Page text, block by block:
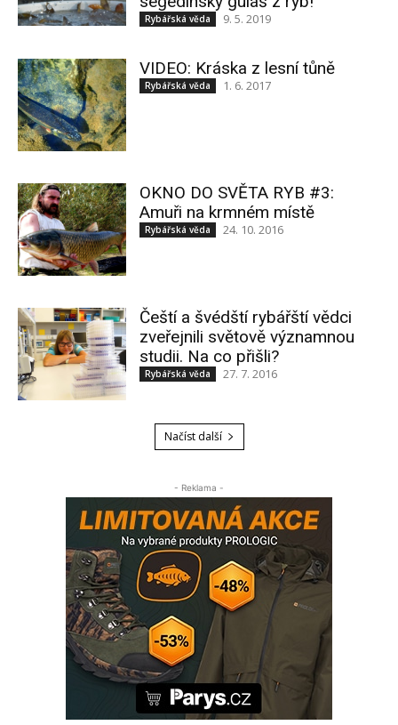
Rybářská věda 9. 5. 2019
VIDEO: Kráska z lesní tůně
Rybářská věda 1. 6. 2017
OKNO DO SVĚTA RYB #3:
Amuři na krmném místě
Rybářská věda 24. 10. 2016
Čeští a švédští rybářští vědci
zveřejnili světově významnou
studii. Na co přišli?
Rybářská věda 27. 7. 2016
Načíst další
- Reklama -